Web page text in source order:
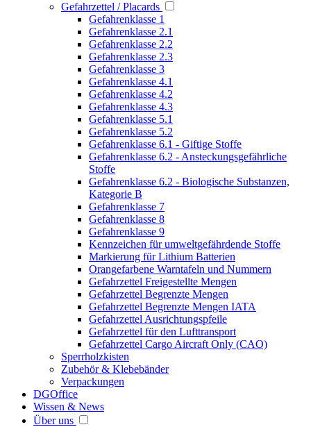
Gefahrzettel / Placards
Gefahrenklasse 1
Gefahrenklasse 2.1
Gefahrenklasse 2.2
Gefahrenklasse 2.3
Gefahrenklasse 3
Gefahrenklasse 4.1
Gefahrenklasse 4.2
Gefahrenklasse 4.3
Gefahrenklasse 5.1
Gefahrenklasse 5.2
Gefahrenklasse 6.1 - Giftige Stoffe
Gefahrenklasse 6.2 - Ansteckungsgefährliche
Stoffe
Gefahrenklasse 6.2 - Biologische Substanzen,
Kategorie B
Gefahrenklasse 7
Gefahrenklasse 8
Gefahrenklasse 9
Kennzeichen für umweltgefährdende Stoffe
Markierung für Lithium Batterien
Orangefarbene Warntafeln und Nummern
Gefahrzettel Freigestellte Mengen
Gefahrzettel Begrenzte Mengen
Gefahrzettel Begrenzte Mengen IATA
Gefahrzettel Ausrichtungspfeile
Gefahrzettel für den Lufttransport
Gefahrzettel Cargo Aircraft Only (CAO)
Sperrholzkisten
Zubehör & Klebebänder
Verpackungen
DGOffice
Wissen & News
Über uns